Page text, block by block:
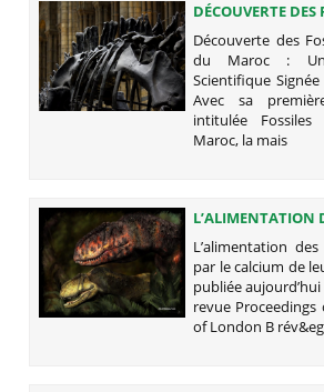
DÉCOUVERTE DES
DINOSAURES DU
BANDE-DESSINÉE
SIGNÉE
Découverte des
du Maroc : Une
Scientifique
Avec sa
intitulée
Maroc, la mais
L’ALIMENTATION
RÉVÉLÉE PAR LE
DENTS
L’alimentation
par le calcium de
publiée
revue
of London B